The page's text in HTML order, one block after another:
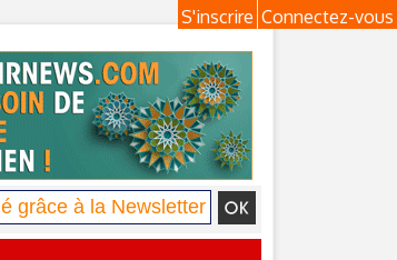
Connectez-vous
S'inscrire